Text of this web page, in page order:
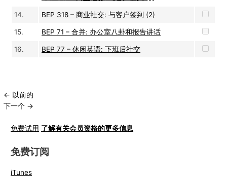
14. BEP 318 – 商业社交: 与客户签到 (2)
15. BEP 71 – 合并: 办公室八卦和报告讲话
16. BEP 77 – 休闲英语: 下班后社交
← 以前的
下一个 →
免费试用 了解有关会员资格的更多信息
免费订阅
iTunes